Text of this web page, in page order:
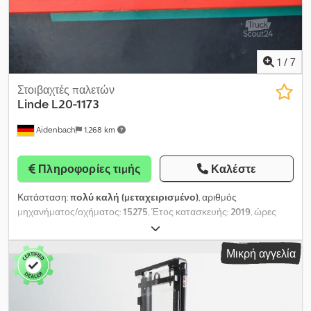
Προστασία ιστού: Πολυανθρακικό - Έλεγχος πρόσβασης:
Διακόπτης με κλειδί - LSP 0.6 Αναφορά: ANL1049751
1 / 7
Aidenbach 1.268 km
Στοιβαχτές παλετών
Linde L20-1173
Πληροφορίες τιμής Καλέστε
Κατάσταση:πολύ καλή (μεταχειρισμένο), αριθμός
μηχανήματος/οχήματος:15275, Έτος κατασκευής:2019, ώρες
, ωφελιμο φορτίο:
3.670 χιλ., ύψος κατασκευής:2.380 χιλ., μήκος περονών:1.150
χιλ., διάσταση εμπρόσθιου ελαστικού:, μέγεθος πίσω ελαστικού:,
συνολικό βάρος:
, τύπος κινητήρα: Ηλεκτρικός,
κατασκευαστής: Linde Dwedpfxoy Uqhuo Acgsa
Μικρή αγγελία